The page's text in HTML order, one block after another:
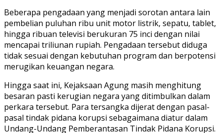
Beberapa pengadaan yang menjadi sorotan antara lain
pembelian puluhan ribu unit motor listrik, sepatu, tablet,
hingga ribuan televisi berukuran 75 inci dengan nilai
mencapai triliunan rupiah. Pengadaan tersebut diduga
tidak sesuai dengan kebutuhan program dan berpotensi
merugikan keuangan negara.
Hingga saat ini, Kejaksaan Agung masih menghitung
besaran pasti kerugian negara yang ditimbulkan dalam
perkara tersebut. Para tersangka dijerat dengan pasal-
pasal tindak pidana korupsi sebagaimana diatur dalam
Undang-Undang Pemberantasan Tindak Pidana Korupsi.